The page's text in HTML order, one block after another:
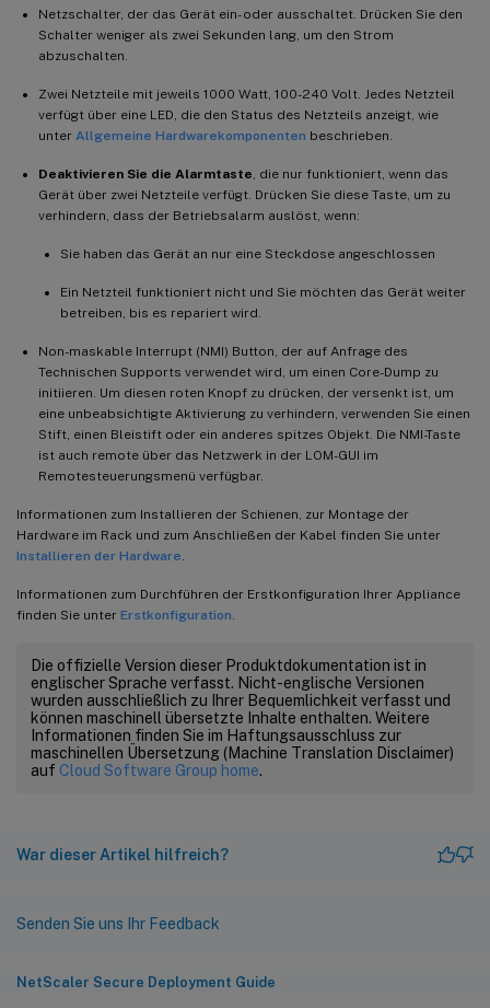
Netzschalter, der das Gerät ein- oder ausschaltet. Drücken Sie den
Schalter weniger als zwei Sekunden lang, um den Strom
abzuschalten.
Zwei Netzteile mit jeweils 1000 Watt, 100-240 Volt. Jedes Netzteil
verfügt über eine LED, die den Status des Netzteils anzeigt, wie
unter Allgemeine Hardwarekomponenten beschrieben.
Deaktivieren Sie die Alarmtaste , die nur funktioniert, wenn das
Gerät über zwei Netzteile verfügt. Drücken Sie diese Taste, um zu
verhindern, dass der Betriebsalarm auslöst, wenn:
Sie haben das Gerät an nur eine Steckdose angeschlossen
Ein Netzteil funktioniert nicht und Sie möchten das Gerät weiter
betreiben, bis es repariert wird.
Non-maskable Interrupt (NMI) Button, der auf Anfrage des
Technischen Supports verwendet wird, um einen Core-Dump zu
initiieren. Um diesen roten Knopf zu drücken, der versenkt ist, um
eine unbeabsichtigte Aktivierung zu verhindern, verwenden Sie einen
Stift, einen Bleistift oder ein anderes spitzes Objekt. Die NMI-Taste
ist auch remote über das Netzwerk in der LOM-GUI im
Remotesteuerungsmenü verfügbar.
Informationen zum Installieren der Schienen, zur Montage der
Hardware im Rack und zum Anschließen der Kabel finden Sie unter
Installieren der Hardware
Informationen zum Durchführen der Erstkonfiguration Ihrer Appliance
finden Sie unter Erstkonfiguration
Die offizielle Version dieser Produktdokumentation ist in
englischer Sprache verfasst. Nicht-englische Versionen
wurden ausschließlich zu Ihrer Bequemlichkeit verfasst und
können maschinell übersetzte Inhalte enthalten. Weitere
Informationen finden Sie im Haftungsausschluss zur
maschinellen Übersetzung (Machine Translation Disclaimer)
auf Cloud Software Group home.
War dieser Artikel hilfreich?
Senden Sie uns Ihr Feedback
NetScaler Secure Deployment Guide